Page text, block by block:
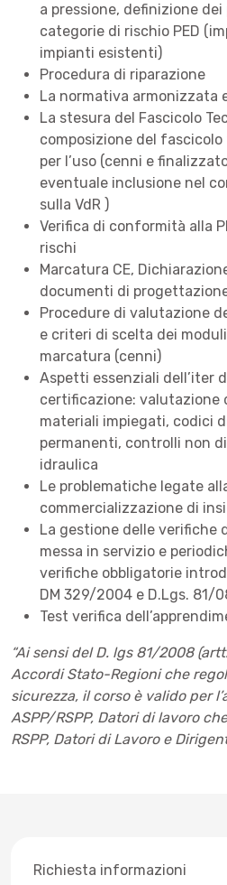
a pressione, definizione
categorie di rischio PED
impianti esistenti)
Procedura di riparazione
La normativa armonizzata
La stesura del Fascicolo
composizione del
per l’uso (cenni e
eventuale inclusione nel
sulla VdR )
Verifica di conformità alla
rischi
Marcatura CE,
documenti di
Procedure di valutazione
e criteri di scelta dei
marcatura (cenni)
Aspetti essenziali dell’iter
certificazione: valutazione
materiali impiegati, codici
permanenti, controlli non
idraulica
Le problematiche legate
commercializzazione di
La gestione delle verifiche
messa in servizio e
verifiche obbligatorie
DM 329/2004 e D.Lgs. 81/
Test verifica
“Ai sensi del D. lgs 81/2008
Accordi Stato-Regioni che
sicurezza, il corso è valido per
ASPP/RSPP, Datori di lavoro
RSPP, Datori di Lavoro e
Richiesta informazioni